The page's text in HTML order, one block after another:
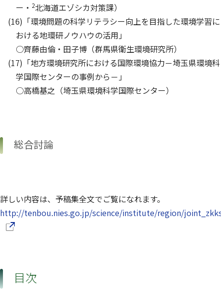
ー・ 2北海道エゾシカ対策課）
(16)「環境問題の科学リテラシー向上を目指した環境学習に
おける地環研ノウハウの活用」
○齊藤由倫・田子博（群馬県衛生環境研究所）
(17)「地方環境研究所における国際環境協力－埼玉県環境科
学国際センターの事例から－」
○高橋基之（埼玉県環境科学国際センター）
総合討論
詳しい内容は、予稿集全文でご覧になれます。
http://tenbou.nies.go.jp/science/institute/region/
目次